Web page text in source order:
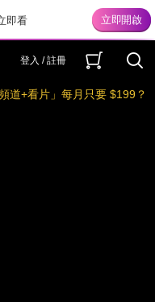
即看
登入 / 註冊
頻道+看片」每月只要 $199？